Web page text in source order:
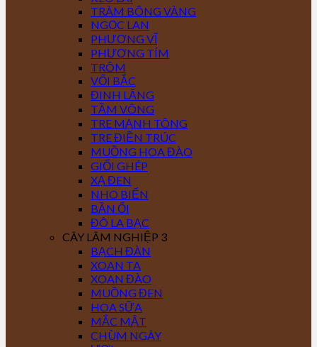
TRÀM BÔNG VÀNG
NGỌC LAN
PHƯỢNG VĨ
PHƯỢNG TÍM
TRÔM
VỐI BẮC
ĐINH LĂNG
TẦM VÔNG
TRE MẠNH TÔNG
TRE ĐIỀN TRÚC
MUỒNG HOA ĐÀO
GIỔI GHÉP
XẠ ĐEN
NHO BIỂN
BẦN ỔI
ĐÔ LA BẠC
CÂY LÂM NGHIỆP 3
BẠCH ĐÀN
XOAN TA
XOAN ĐÀO
MUỒNG ĐEN
HOA SỮA
MẮC MẬT
CHÙM NGÂY